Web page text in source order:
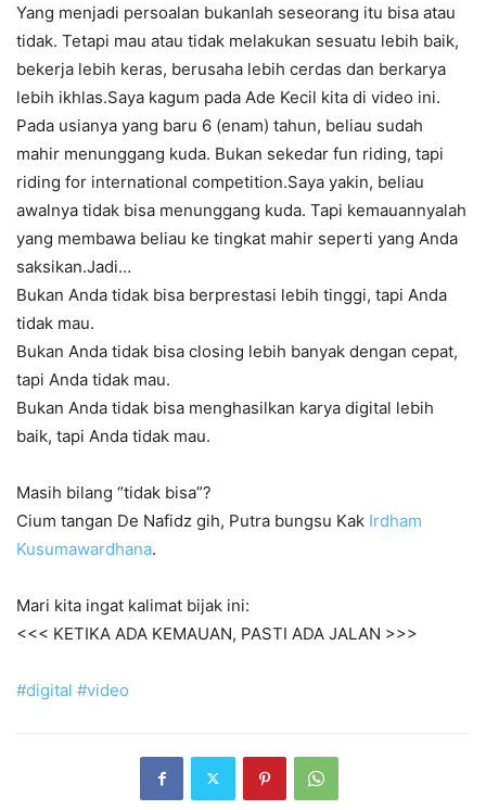
Yang menjadi persoalan bukanlah seseorang itu bisa atau
tidak. Tetapi mau atau tidak melakukan sesuatu lebih baik,
bekerja lebih keras, berusaha lebih cerdas dan berkarya
lebih ikhlas.Saya kagum pada Ade Kecil kita di video ini.
Pada usianya yang baru 6 (enam) tahun, beliau sudah
mahir menunggang kuda. Bukan sekedar fun riding, tapi
riding for international competition.Saya yakin, beliau
awalnya tidak bisa menunggang kuda. Tapi kemauannyalah
yang membawa beliau ke tingkat mahir seperti yang Anda
saksikan.Jadi…
Bukan Anda tidak bisa berprestasi lebih tinggi, tapi Anda
tidak mau.
Bukan Anda tidak bisa closing lebih banyak dengan cepat,
tapi Anda tidak mau.
Bukan Anda tidak bisa menghasilkan karya digital lebih
baik, tapi Anda tidak mau.
Masih bilang “tidak bisa”?
Cium tangan De Nafidz gih, Putra bungsu Kak Irdham
Kusumawardhana.
Mari kita ingat kalimat bijak ini:
<<< KETIKA ADA KEMAUAN, PASTI ADA JALAN >>>
#digital #video